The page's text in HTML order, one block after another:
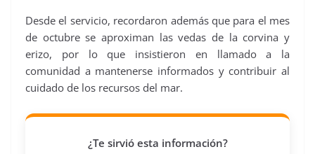
Desde el servicio, recordaron además que para el mes
de octubre se aproximan las vedas de la corvina y
erizo, por lo que insistieron en llamado a la
comunidad a mantenerse informados y contribuir al
cuidado de los recursos del mar.
¿Te sirvió esta información?